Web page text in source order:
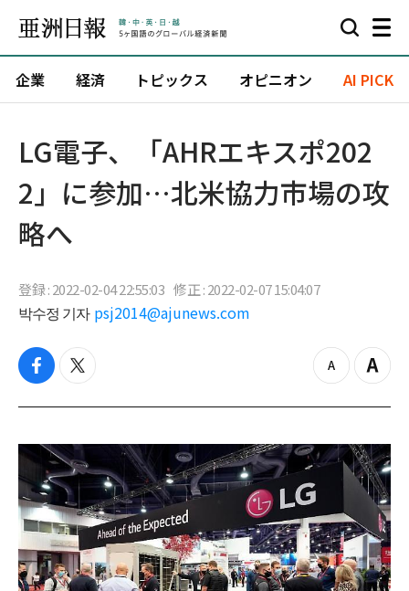
企業 経済 トピックス オピニオン AI PICK
LG電子、「AHRエキスポ202
2」に参加…北米協力市場の攻
略へ
登録 : 2022-02-04 22:55:03 修正 : 2022-02-07 15:04:07
박수정 기자 psj2014@ajunews.com
f
c
b
o
k
t
i
t
e
r
z
o
o
u
Z
o
i
n